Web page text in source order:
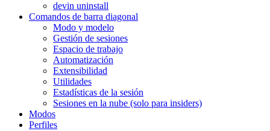
devin uninstall
Comandos de barra diagonal
Modo y modelo
Gestión de sesiones
Espacio de trabajo
Automatización
Extensibilidad
Utilidades
Estadísticas de la sesión
Sesiones en la nube (solo para insiders)
Modos
Perfiles